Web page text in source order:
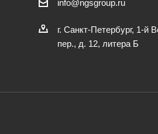
info@ngsgroup.ru
г. Санкт-Петербург, 1-й
пер., д. 12, литера Б